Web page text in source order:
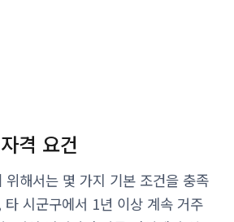
격 요건
위해서는 몇 가지 기본 조건을 충족
시군구에서 1년 이상 계속 거주